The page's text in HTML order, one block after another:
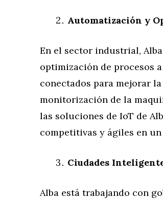
Automatización y
En el sector industrial,
optimización de procesos
conectados para mejorar
monitorización de la
las soluciones de IoT de
competitivas y ágiles en
Ciudades
Alba está trabajando con